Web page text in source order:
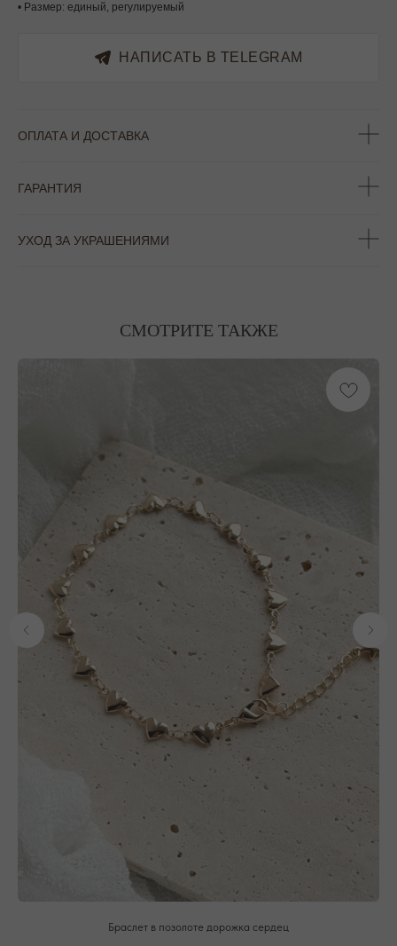
• Размер: единый, регулируемый
НАПИСАТЬ В TELEGRAM
ОПЛАТА И ДОСТАВКА
ГАРАНТИЯ
УХОД ЗА УКРАШЕНИЯМИ
СМОТРИТЕ ТАКЖЕ
Браслет в позолоте дорожка сердец
ОФОРМЛЕНИЕ ЗАКАЗА
Добавьте украшение в корзину и введите
контактную информацию.
ПОДТВЕРЖДЕНИЕ И ОПЛАТА
В течение часа с вами свяжется менеджер для
подтверждения заказа и направит ссылку на оплату
ПОДРОБНЕЕ ПРО ОПЛАТУ
ДОСТАВКА ТОВАРА
компании ( СДЭК и почта россии). С вами свяжутся
непосредственно перед доставкой